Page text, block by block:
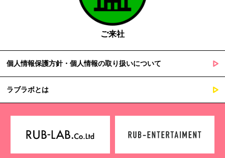
ご来社
個人情報保護方針・個人情報の取り扱いについて
ラブラボとは